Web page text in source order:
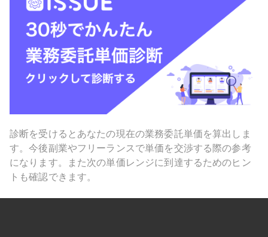
診断を受けるとあなたの現在の業務委託単価を算出しま
す。今後副業やフリーランスで単価を交渉する際の参考
になります。また次の単価レンジに到達するためのヒン
トも確認できます。